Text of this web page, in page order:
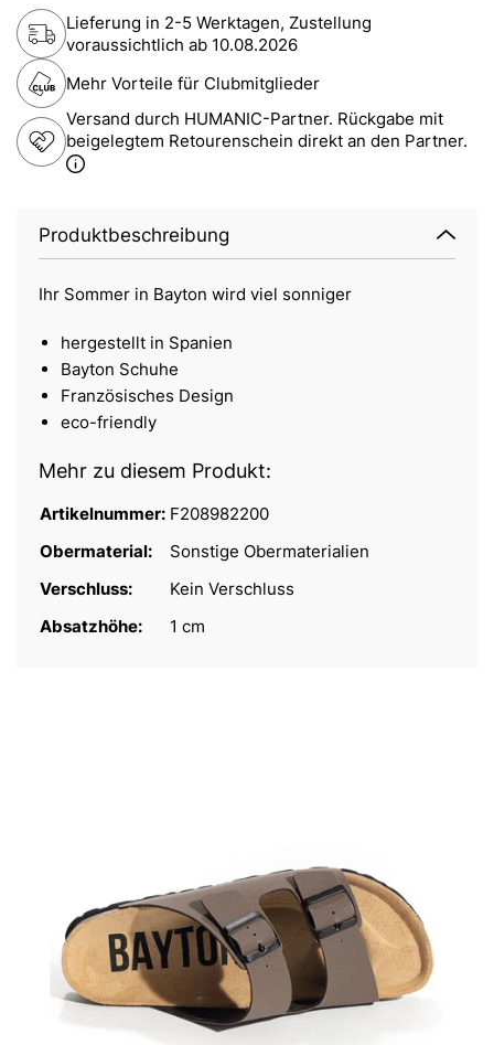
Lieferung in 2-5 Werktagen, Zustellung
voraussichtlich ab 10.08.2026
Mehr Vorteile für Clubmitglieder
Versand durch HUMANIC-Partner. Rückgabe mit
beigelegtem Retourenschein direkt an den Partner.
Produktbeschreibung
Ihr Sommer in Bayton wird viel sonniger
hergestellt in Spanien
Bayton Schuhe
Französisches Design
eco-friendly
Mehr zu diesem Produkt:
Artikelnummer: F208982200
Obermaterial:
Sonstige Obermaterialien
Verschluss:
Kein Verschluss
Absatzhöhe:
1 cm